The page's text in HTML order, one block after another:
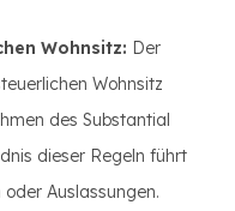
Wohnsitz: Der
Wohnsitz
des Substantial
dieser Regeln führt
Auslassungen.